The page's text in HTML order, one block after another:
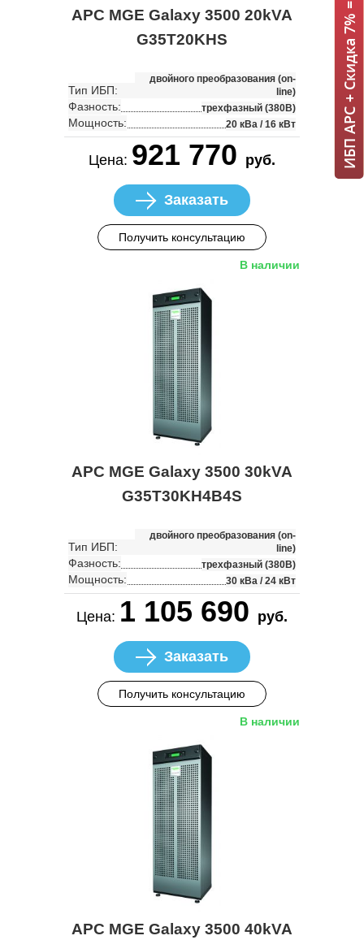
APC MGE Galaxy 3500 20kVA
G35T20KHS
Тип ИБП:
двойного преобразования (on-
line)
Фазность: трехфазный (380В)
Мощность: 20 кВа / 16 кВт
Цена: 921 770 руб.
Заказать
Получить консультацию
В наличии
APC MGE Galaxy 3500 30kVA
G35T30KH4B4S
Тип ИБП:
двойного преобразования (on-
line)
Фазность: трехфазный (380В)
Мощность: 30 кВа / 24 кВт
Цена: 1 105 690 руб.
Заказать
Получить консультацию
В наличии
APC MGE Galaxy 3500 40kVA
ИБП APC + Скидка 7% = 1 мин!